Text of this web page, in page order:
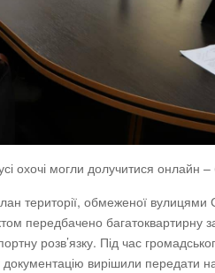
охочі могли долучитися
території, обмеженої
передбачено
розв’язку. Під час
вирішили передати